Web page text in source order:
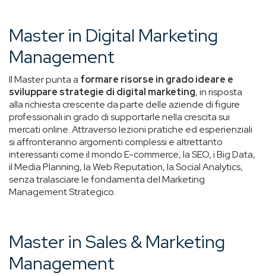
Master in Digital Marketing
Management
Il Master punta a formare risorse in grado ideare e
sviluppare strategie di digital marketing, in risposta
alla richiesta crescente da parte delle aziende di figure
professionali in grado di supportarle nella crescita sui
mercati online. Attraverso lezioni pratiche ed esperienziali
si affronteranno argomenti complessi e altrettanto
interessanti come il mondo E-commerce, la SEO, i Big Data,
il Media Planning, la Web Reputation, la Social Analytics,
senza tralasciare le fondamenta del Marketing
Management Strategico.
Master in Sales & Marketing
Management